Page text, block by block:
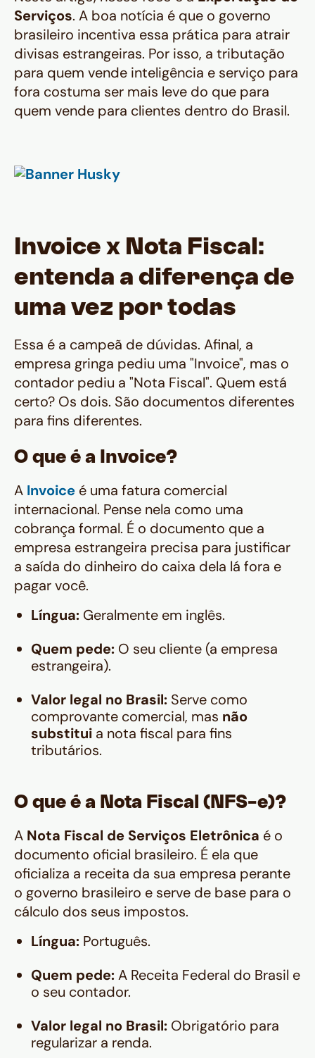
Serviços. A boa notícia é que o governo
brasileiro incentiva essa prática para atrair
divisas estrangeiras. Por isso, a tributação
para quem vende inteligência e serviço para
fora costuma ser mais leve do que para
quem vende para clientes dentro do Brasil.
Invoice x Nota Fiscal:
entenda a diferença de
uma vez por todas
Essa é a campeã de dúvidas. Afinal, a
empresa gringa pediu uma "Invoice", mas o
contador pediu a "Nota Fiscal". Quem está
certo? Os dois. São documentos diferentes
para fins diferentes.
O que é a Invoice?
A Invoice é uma fatura comercial
internacional. Pense nela como uma
cobrança formal. É o documento que a
empresa estrangeira precisa para justificar
a saída do dinheiro do caixa dela lá fora e
pagar você.
Língua: Geralmente em inglês.
Quem pede: O seu cliente (a empresa
estrangeira).
Valor legal no Brasil: Serve como
comprovante comercial, mas não
substitui a nota fiscal para fins
tributários.
O que é a Nota Fiscal (NFS-e)?
A Nota Fiscal de Serviços Eletrônica é o
documento oficial brasileiro. É ela que
oficializa a receita da sua empresa perante
o governo brasileiro e serve de base para o
cálculo dos seus impostos.
Língua: Português.
Quem pede:A Receita Federal do Brasil e
o seu contador.
Valor legal no Brasil: Obrigatório para
regularizar a renda.